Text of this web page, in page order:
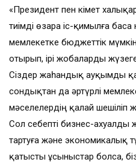
«Президент пен Үкімет
тиімді өзара іс-қимылға
мемлекетке бюджеттік
отырып, ірі жобаларды
Сіздер жаһандық ауқымды
сондықтан да әртүрлі
мәселелердің қалай
Сол себепті бизнес-ахуалды
тартуға және экономикалық
қатысты ұсыныстар болса,